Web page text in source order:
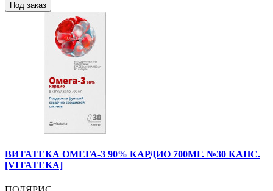
Под заказ
ВИТАТЕКА ОМЕГА-3 90% КАРДИО 700МГ. №30 КАПС.
[VITATEKA]